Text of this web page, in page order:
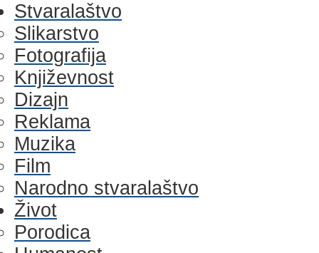
Stvaralaštvo
Slikarstvo
Fotografija
Književnost
Dizajn
Reklama
Muzika
Film
Narodno stvaralaštvo
Život
Porodica